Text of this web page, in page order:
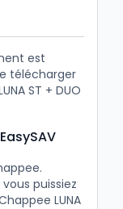
est
télécharger
ST + DUO
puissiez
LUNA